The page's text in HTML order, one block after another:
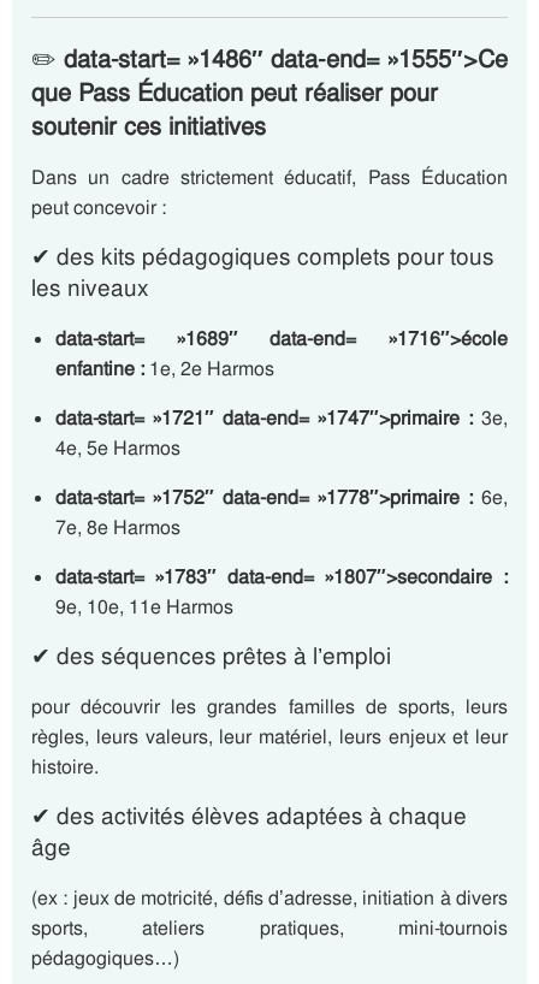
✏️ data-start= »1486″ data-end= »1555″>Ce
que Pass Éducation peut réaliser pour
soutenir ces initiatives
Dans un cadre strictement éducatif, Pass Éducation
peut concevoir :
✔ des kits pédagogiques complets pour tous
les niveaux
data-start= »1689″ data-end= »1716″>école
enfantine : 1e, 2e Harmos
data-start= »1721″ data-end= »1747″>primaire : 3e,
4e, 5e Harmos
data-start= »1752″ data-end= »1778″>primaire : 6e,
7e, 8e Harmos
data-start= »1783″ data-end= »1807″>secondaire :
9e, 10e, 11e Harmos
✔ des séquences prêtes à l’emploi
pour découvrir les grandes familles de sports, leurs
règles, leurs valeurs, leur matériel, leurs enjeux et leur
histoire.
✔ des activités élèves adaptées à chaque
âge
(ex : jeux de motricité, défis d’adresse, initiation à divers
sports, ateliers pratiques, mini-tournois
pédagogiques…)